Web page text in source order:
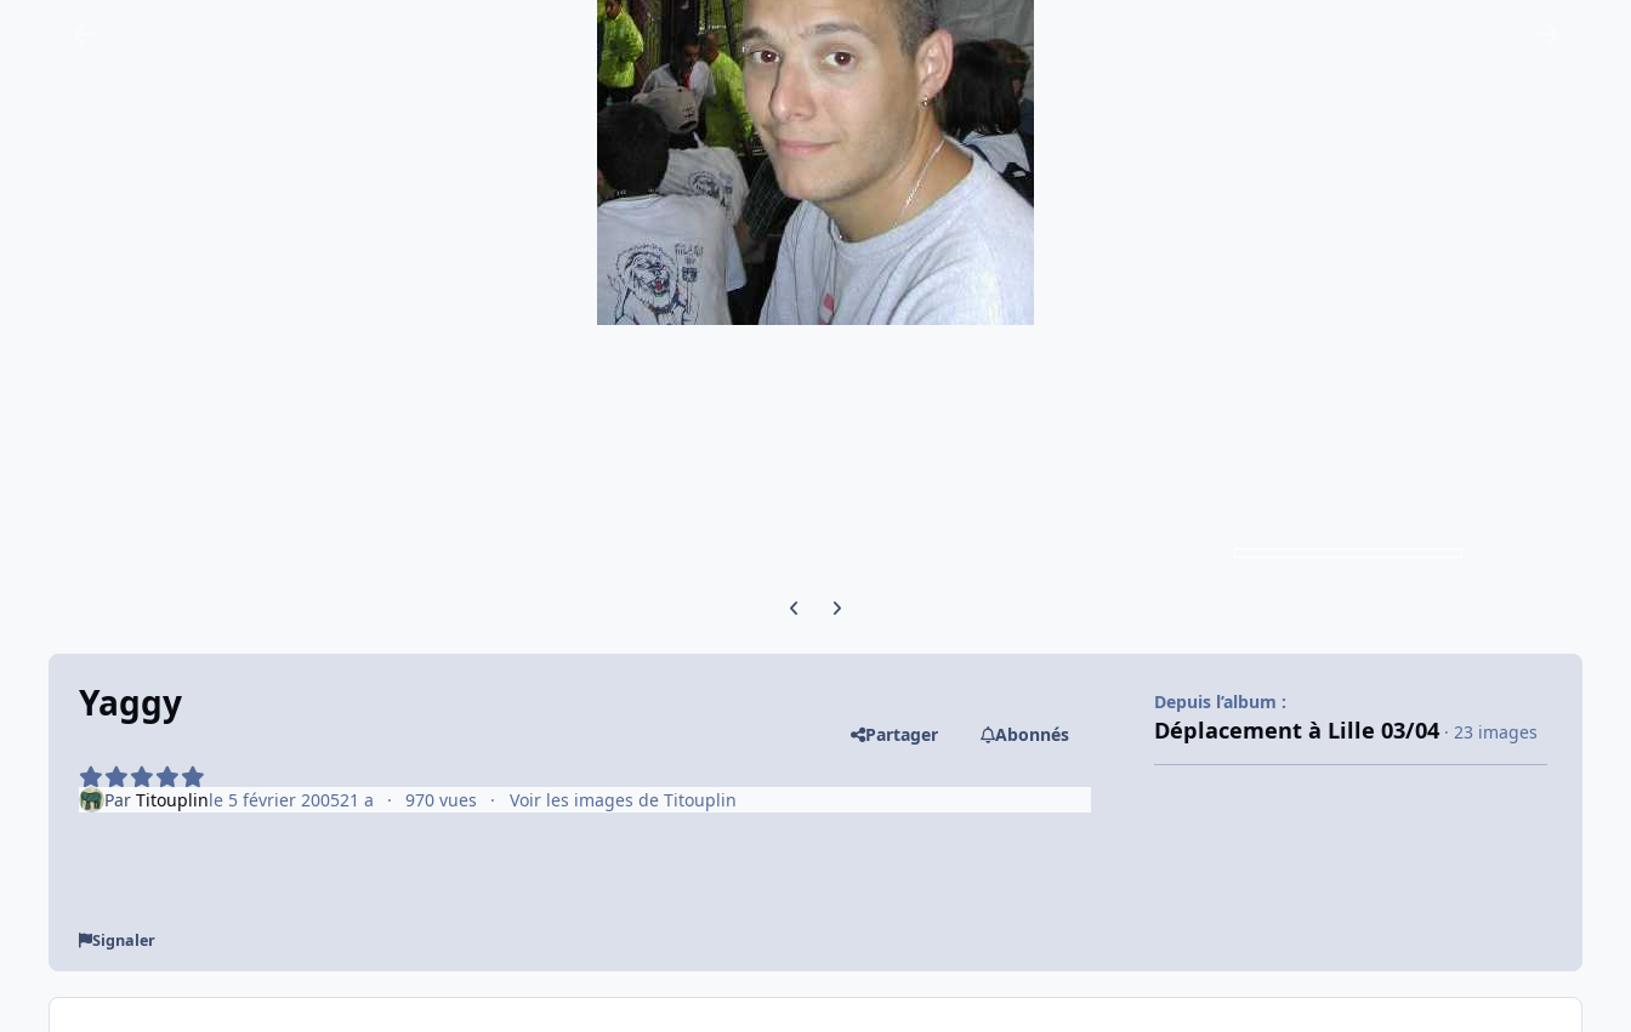
Previous carousel slide
Next carousel slide
Yaggy
Partager Abonnés
Par Titouplinle 5 février 200521 a 970 vues Voir les images de Titouplin
Signaler
Depuis l’album :
Déplacement à Lille 03/04 · 23 images